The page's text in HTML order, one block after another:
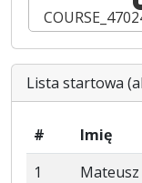
Lista startowa
# Imię
1
Mateusz